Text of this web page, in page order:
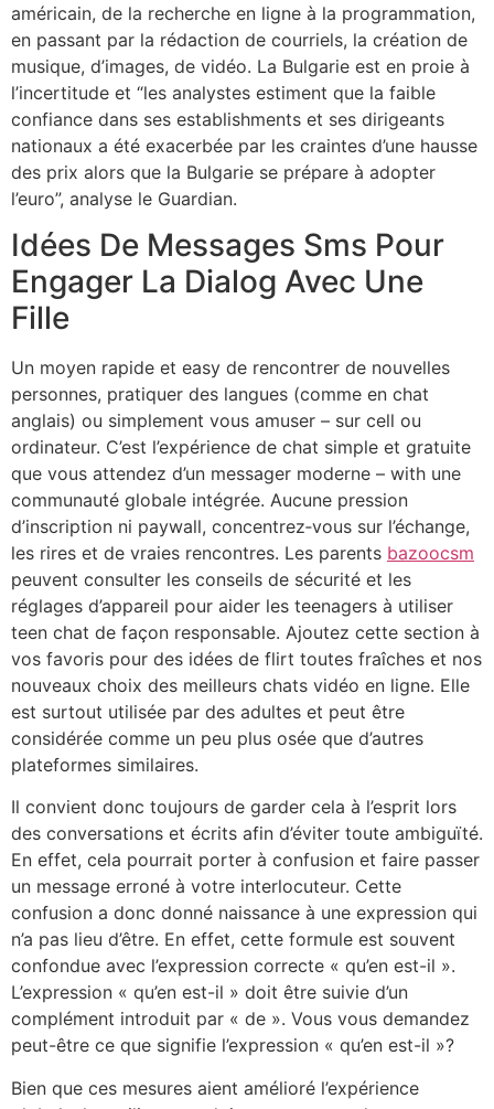
américain, de la recherche en ligne à la programmation,
en passant par la rédaction de courriels, la création de
musique, d’images, de vidéo. La Bulgarie est en proie à
l’incertitude et “les analystes estiment que la faible
confiance dans ses establishments et ses dirigeants
nationaux a été exacerbée par les craintes d’une hausse
des prix alors que la Bulgarie se prépare à adopter
l’euro”, analyse le Guardian.
Idées De Messages Sms Pour
Engager La Dialog Avec Une
Fille
Un moyen rapide et easy de rencontrer de nouvelles
personnes, pratiquer des langues (comme en chat
anglais) ou simplement vous amuser – sur cell ou
ordinateur. C’est l’expérience de chat simple et gratuite
que vous attendez d’un messager moderne – with une
communauté globale intégrée. Aucune pression
d’inscription ni paywall, concentrez‑vous sur l’échange,
les rires et de vraies rencontres. Les parents bazoocsm
peuvent consulter les conseils de sécurité et les
réglages d’appareil pour aider les teenagers à utiliser
teen chat de façon responsable. Ajoutez cette section à
vos favoris pour des idées de flirt toutes fraîches et nos
nouveaux choix des meilleurs chats vidéo en ligne. Elle
est surtout utilisée par des adultes et peut être
considérée comme un peu plus osée que d’autres
plateformes similaires.
Il convient donc toujours de garder cela à l’esprit lors
des conversations et écrits afin d’éviter toute ambiguïté.
En effet, cela pourrait porter à confusion et faire passer
un message erroné à votre interlocuteur. Cette
confusion a donc donné naissance à une expression qui
n’a pas lieu d’être. En effet, cette formule est souvent
confondue avec l’expression correcte « qu’en est-il ».
L’expression « qu’en est-il » doit être suivie d’un
complément introduit par « de ». Vous vous demandez
peut-être ce que signifie l’expression « qu’en est-il »?
Bien que ces mesures aient amélioré l’expérience